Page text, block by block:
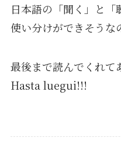
日本語の「聞く」と
使い分けができそうな
最後まで読んでくれて
Hasta luegui!!!